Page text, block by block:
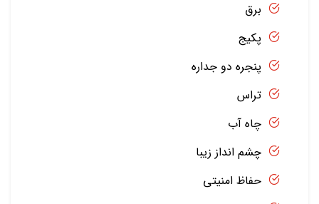
برق
پکیج
پنجره دو جداره
تراس
چاه آب
چشم انداز زیبا
حفاظ امنیتی